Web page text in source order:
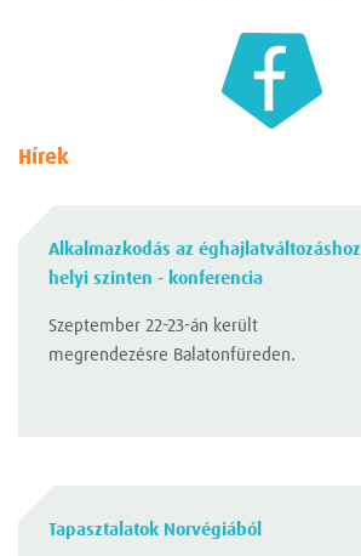
Hírek
Alkalmazkodás az éghajlatváltozáshoz
helyi szinten - konferencia
Szeptember 22-23-án került
megrendezésre Balatonfüreden.
Tapasztalatok Norvégiából